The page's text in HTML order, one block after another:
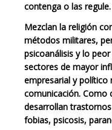
contenga o las regule.
Mezclan la religión
métodos militares,
psicoanálisis y lo
sectores de mayor
empresarial y político
comunicación. Como
desarrollan
fobias, psicosis,